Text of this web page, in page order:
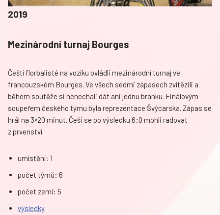
2019
Mezinárodní turnaj Bourges
Čeští florbalisté na vozíku ovládli mezinárodní turnaj ve
francouzském Bourges. Ve všech sedmi zápasech zvítězili a
během soutěže si nenechali dát ani jednu branku. Finálovým
soupeřem českého týmu byla reprezentace Švýcarska. Zápas se
hrál na 3×20 minut. Češi se po výsledku 6:0 mohli radovat
z prvenství.
umístění: 1
počet týmů: 6
počet zemí: 5
výsledky